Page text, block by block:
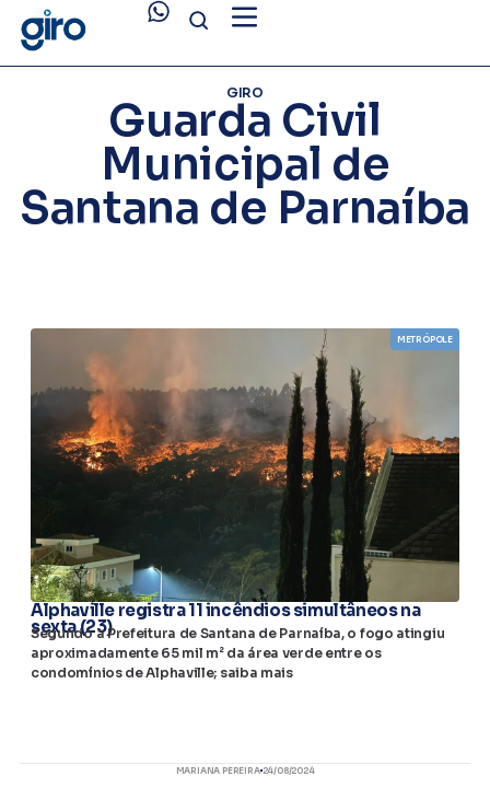
GIRO
Guarda Civil
Municipal de
Santana de Parnaíba
METRÓPOLE
Alphaville registra 11 incêndios simultâneos na
sexta (23)
Segundo a Prefeitura de Santana de Parnaíba, o fogo atingiu
aproximadamente 65 mil m² da área verde entre os
condomínios de Alphaville; saiba mais
MARIANA PEREIRA 24/08/2024